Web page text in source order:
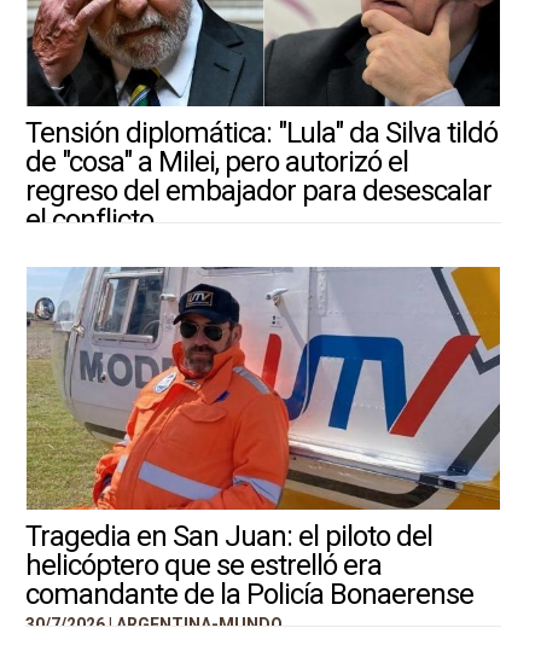
Tensión diplomática: "Lula" da Silva tildó
de "cosa" a Milei, pero autorizó el
regreso del embajador para desescalar
el conflicto
Tragedia en San Juan: el piloto del
helicóptero que se estrelló era
comandante de la Policía Bonaerense
30/7/2026 | ARGENTINA-MUNDO